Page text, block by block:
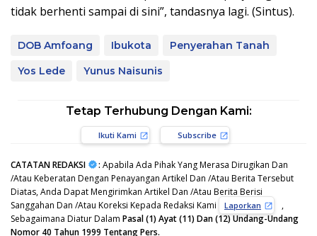
tidak berhenti sampai di sini”, tandasnya lagi. (Sintus).
DOB Amfoang Ibukota
Penyerahan Tanah
Yos Lede
Yunus Naisunis
Tetap Terhubung Dengan Kami:
Ikuti Kami Subscribe
CATATAN REDAKSI : Apabila Ada Pihak Yang Merasa Dirugikan Dan
/Atau Keberatan Dengan Penayangan Artikel Dan /Atau Berita Tersebut
Diatas, Anda Dapat Mengirimkan Artikel Dan /Atau Berita Berisi
Sanggahan Dan /Atau Koreksi Kepada Redaksi Kami
Laporkan
,
Sebagaimana Diatur Dalam Pasal (1) Ayat (11) Dan (12) Undang-Undang
Nomor 40 Tahun 1999 Tentang Pers.